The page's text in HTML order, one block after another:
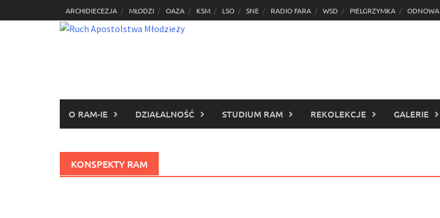
to
ARCHIDIECEZJA MŁODZI OAZA KSM LSO SNE RADIO FARA WSD PIELGRZYMKA ODNOWA
O RAM-IE DZIAŁALNOŚĆ STUDIUM RAM REKOLEKCJE GALERIE
KONSPEKTY RAM